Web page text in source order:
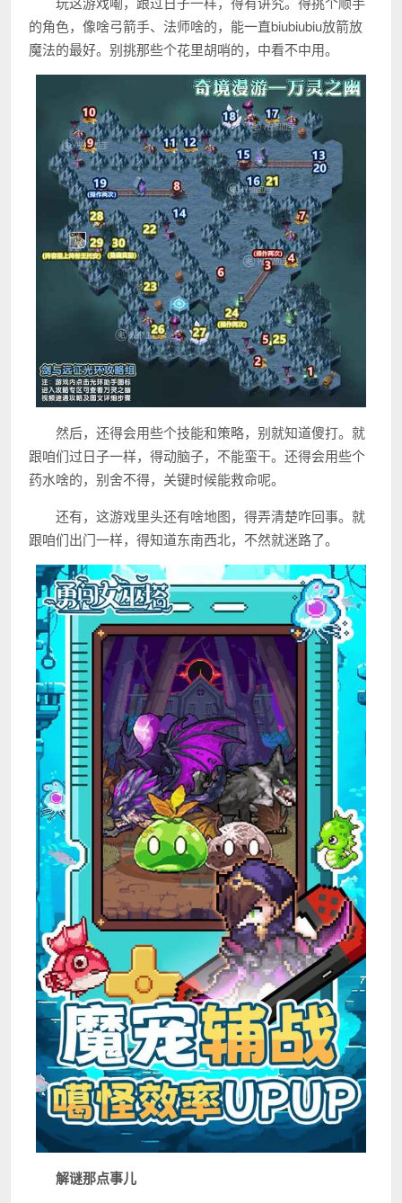
的角色，像啥弓箭手、法师啥的，能一直biubiubiu放箭放
魔法的最好。别挑那些个花里胡哨的，中看不中用。
然后，还得会用些个技能和策略，别就知道傻打。就
跟咱们过日子一样，得动脑子，不能蛮干。还得会用些个
药水啥的，别舍不得，关键时候能救命呢。
还有，这游戏里头还有啥地图，得弄清楚咋回事。就
跟咱们出门一样，得知道东南西北，不然就迷路了。
解谜那点事儿